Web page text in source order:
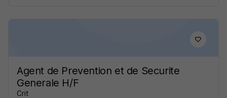
Agent de Prevention et de Securite
Generale H/F
Crit